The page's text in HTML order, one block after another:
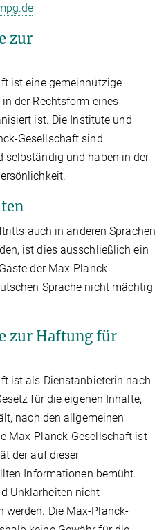
zur
ist eine gemeinnützige
der Rechtsform eines
ist. Die Institute und
Gesellschaft sind
selbständig und haben in der
auch in anderen Sprachen
ist dies ausschließlich ein
der Max-Planck-
Sprache nicht mächtig
zur Haftung für
ist als Dienstanbieterin nach
für die eigenen Inhalte,
nach den allgemeinen
Max-Planck-Gesellschaft ist
der auf dieser
Informationen bemüht.
Unklarheiten nicht
Die Max-Planck-